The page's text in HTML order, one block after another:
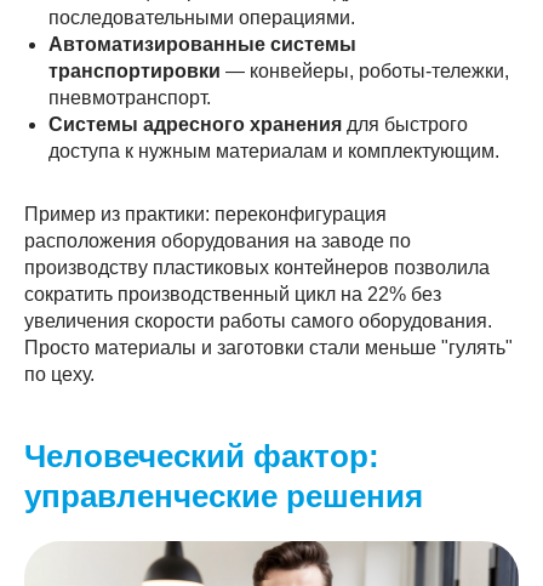
последовательными операциями.
Автоматизированные системы
транспортировки — конвейеры, роботы-тележки,
пневмотранспорт.
Системы адресного хранения для быстрого
доступа к нужным материалам и комплектующим.
Пример из практики: переконфигурация
расположения оборудования на заводе по
производству пластиковых контейнеров позволила
сократить производственный цикл на 22% без
увеличения скорости работы самого оборудования.
Просто материалы и заготовки стали меньше "гулять"
по цеху.
Человеческий фактор:
управленческие решения